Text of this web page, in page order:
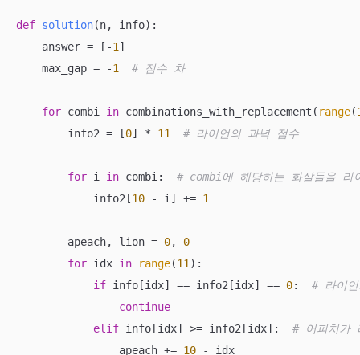
def solution(n, info):
    answer = [-
1 ]
    max_gap = -
1 # 점수 차
for combi in combinations_with_replacement( range(
        info2 = [
0] * 11 # 라이언의 과녁 점수
for i in combi: # combi에 해당하는 화살들을 라
            info2[
10 - i] += 1
        apeach, lion =
0, 0
for idx in range(11 ):
if info[idx] == info2[idx] == 0: # 라이
continue
elif info[idx] >= info2[idx]: # 어피치가
                apeach +=
10 - idx